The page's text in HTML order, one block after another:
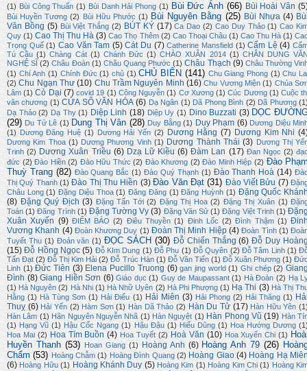
(1) Bùi Công Thuấn (1) Bùi Danh Hải Phong (1) Bùi Đức Ánh (66) Bùi Hoài Vân
Bùi Huyền Tương (2) Bùi Hữu Phước (1) Bùi Nguyên Bằng (25) Bùi Nhựa (4)
Văn Bồng (5) Bùi Việt Thắng (2) BÚT KÝ (17) Ca Dao (2) Cao Duy Thảo (1) Cao
Quy (1) Cao Thị Thu Hà (3) Cao Thọ Thêm (2) Cao Thoại Châu (1) Cao Thu Hà (1)
Trọng Quế (1) Cao Văn Tam (5) Cát Du (7) Catherine Mansfield (1) Cẩm Lệ (4)
Tú Cầu (1) Chàng Cát (1) Chánh Đức (1) CHÀO XUÂN 2014 (1) CHÂN DUNG
NGHỆ SĨ (2) Châu Đoàn (1) Châu Quang Phước (1) Châu Thạch (9) Châu Thường
(1) Chí Anh (1) Chính Đức (1) chủ (1) CHỦ BIÊN (141) Chu Giang Phong (1) Chu
(2) Chu Ngạn Thư (10) Chu Trầm Nguyên Minh (16) Chu Vương Miện (1) Chúa
Lâm (1) Cỏ Dại (7) covid 19 (1) Công Nguyễn (1) Cơ Xương (1) Cúc Dương (1) Cuộc
văn chương (1) CỬA SỔ VĂN HÓA (6) Dạ Ngân (1) Dã Phong Bình (2) Dã Phương
Dạ Thảo (2) Dạ Thy (1) Diệp Linh (18) Diệp Uy (1) Dino Buzzati (3) DỌC
(29) Du Tử Lê (1) Dung Thị Vân (28) Duy Bằng (1) Duy Phạm (6) Dương Diệu
(1)
Dương Đăng Huệ (1) Dương Hải Yến (2) Dương Hằng (7) Dương Kim Nhi
Dương Kim Thoa (1) Dương Phương Vinh (1) Dương Thành Thái (3) Dương Thị
Trinh (2) Dương Xuân Triều (6) Dzạ Lữ Kiều (6) Đàm Lan (17) Đan Ngọc (2)
đức (2) Đào Hiền (2) Đào Hữu Thức (2) Đào Khương (2) Đào Minh Hiệp (2) Đào
Thuỳ Trang (82) Đào Quang Bắc (1) Đào Quý Thạnh (1) Đào Thanh Hoà (14)
Thị Quý Thanh (1) Đào Thị Thu Hiền (3) Đào Văn Đạt (31) Đào Viết Bửu (7)
Châu Long (1) Đặng Diệu Thoa (1) Đăng Đăng (1) Đăng Huỳnh (1) Đặng Quốc
(8) Đặng Quý Địch (3) Đặng Tấn Tới (2) Đặng Thị Hoa (2) Đặng Thị Xuân (1)
Toán (1) Đăng Trình (1) Đặng Tường Vy (3) Đặng Văn Sử (1) Đặng Việt Trinh (1)
Xuân Xuyến (9) ĐIỂM BÁO (2) Điêu Thuyền (1) Đinh Lốc (2) Đình Thậm (1)
Vương Khanh (4) Đoàn Khương Duy (1) Đoàn Thị Minh Hiệp (4) Đoàn Tình (1)
Tuyết Thu (1) Đoản văn (1) ĐỌC SÁCH (30) Đỗ Chiến Thắng (6) Đỗ Duy
(15) Đỗ Hồng Ngọc (5) Đỗ KIm Dung (1) Đỗ Phu (1) Đỗ Quyên (2) Đỗ Tâm Linh (1)
Tấn Đạt (2) Đỗ Thị Kim Hải (2) Đỗ Trúc Hàn (1) Đỗ Văn Tiến (1) Đỗ Xuân Phương (1)
Linh (1) Đức Tiên (3) Elena Pucillo Truong (6) gan jing world (1) Ghi chép (2)
Đình (8) Giang Hiền Sơn (6) Giáo dục (1) Guy de Maupassant (1) Hà Đoàn (2) Hạ
(1) Hà Nguyên (2) Hà Nhi (1) Hà Nhữ Uyên (2) Hà Phi Phượng (1) Hạ Thi (3) Hà Thị
Hằng (1) Hà Tùng Sơn (1) Hải Điểu (1) Hải Miên (3) Hải Phong (2) Hải Thăng (1)
Thuỵ (6) Hải Yến (2) Hàm Sơn (1) Hàn Dã Thảo (2) Hàn Du Tử (17) Hàn Hữu Yên
Hàn Lâm (1) Hãn Nguyên Nguyễn Nhã (1) Hàn Nguyệt (1) Hàn Phong Vũ (19) Hàn
(1) Hạng Vũ (1) Hậu Cốc Ngang (1) Hậu Đậu (1) Hiếu Dũng (1) Hoa Hướng Dương
Hoa Mai (2) Hoa Tím Buồn (4) Hoa Tuyết (2) Hoà Văn (10) Hoa Xuyến Chi (1)
Huyền Thanh (53) Hoan Giang (1) Hoàng Anh (6) Hoàng Anh 79 (26)
Chẩm (53) Hoàng Chẫm (1) Hoàng Đình Quang (2) Hoàng Giao (4) Hoàng Hạ
(6) Hoàng Hữu (1) Hoàng Khánh Duy (5) Hoàng Kim (1) Hoàng Kim Chi (1) Hoàng